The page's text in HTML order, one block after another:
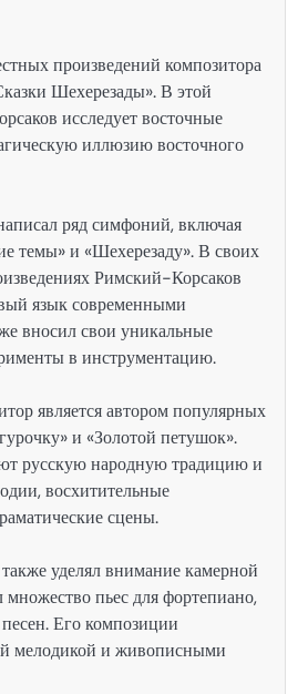
произведений композитора
Шехерезады». В этой
исследует восточные
иллюзию восточного
ряд симфоний, включая
темы» и «Шехерезаду». В своих
Римский-Корсаков
язык современными
вносил свои уникальные
в инструментацию.
является автором популярных
и «Золотой петушок».
русскую народную традицию и
восхитительные
сцены.
уделял внимание камерной
пьес для фортепиано,
Его композиции
мелодикой и живописными